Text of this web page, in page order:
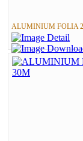
ALUMINIUM FOLIA